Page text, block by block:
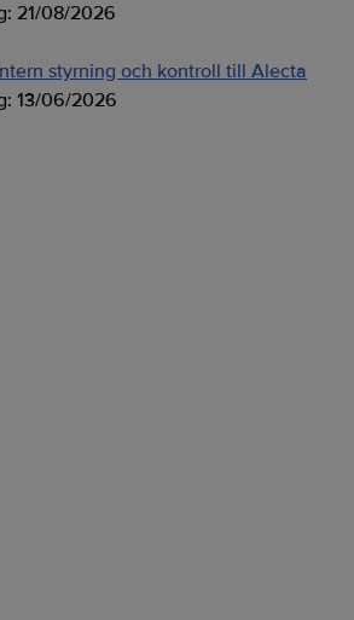
21/08/2026
styrning och kontroll till Alecta
13/06/2026